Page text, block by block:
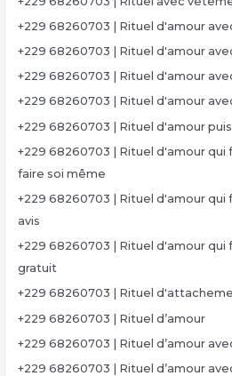
+229 68260703 | Rituel d'amour
+229 68260703 | Rituel d'amour
+229 68260703 | Rituel d'amour
+229 68260703 | Rituel d'amour
+229 68260703 | Rituel d'amour
+229 68260703 | Rituel d'amour
faire soi même
+229 68260703 | Rituel d'amour
avis
+229 68260703 | Rituel d'amour
gratuit
+229 68260703 | Rituel
+229 68260703 | Rituel d’amour
+229 68260703 | Rituel d’amour
+229 68260703 | Rituel d’amour